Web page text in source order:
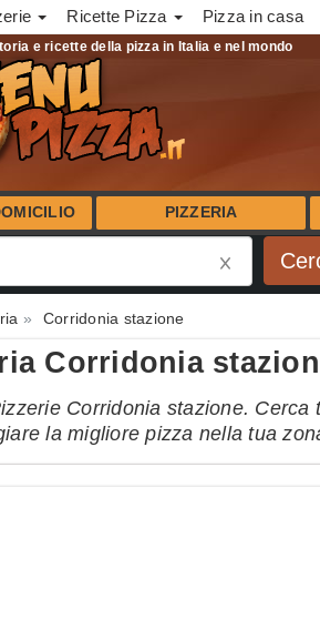
Ricette Pizza Pizza in casa
e ricette della pizza in Italia e nel mondo
PIZZERIA
Corridonia stazione
Corridonia
Corridonia stazione.
la migliore pizza nella tua